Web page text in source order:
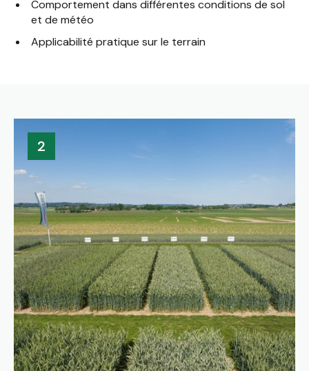
Comportement dans différentes conditions de sol
et de météo
Applicabilité pratique sur le terrain
2